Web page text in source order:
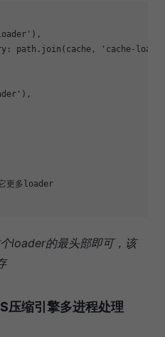
),
: path.join(cache,
'cache-
),
更多loader
loader的最头部即可，该
压缩引擎多进程处理